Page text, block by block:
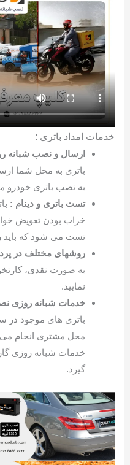
خدمات امداد باتری :
ارسال و نصب شبانه
باتری به محل شما
به نصب باتری خودرو
تست باتری و دینام :
خراب بودن تعویض
تست می شود که باید روی ولتاژ 13.8
روشهای مختلف در
به صورت نقدی،
نمایید.
خدمات شبانه روزی
باتری های موجود در
محل مشتری انجام می
خدمات شبانه روزی
گیرد.